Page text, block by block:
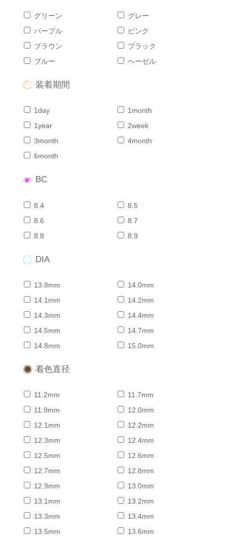
グリーン
グレー
パープル
ピンク
ブラウン
ブラック
ブルー
ヘーゼル
装着期間
1day
1month
1year
2week
3month
4month
6month
BC
8.4
8.5
8.6
8.7
8.8
8.9
DIA
13.8mm
14.0mm
14.1mm
14.2mm
14.3mm
14.4mm
14.5mm
14.7mm
14.8mm
15.0mm
着色直径
11.2mm
11.7mm
11.9mm
12.0mm
12.1mm
12.2mm
12.3mm
12.4mm
12.5mm
12.6mm
12.7mm
12.8mm
12.9mm
13.0mm
13.1mm
13.2mm
13.3mm
13.4mm
13.5mm
13.6mm